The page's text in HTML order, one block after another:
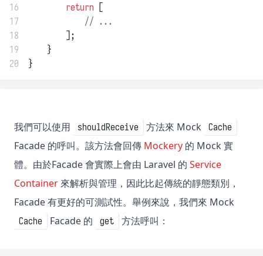
16
return [
17
// ...
18
        ];
19
    }
20
}
我們可以使用 shouldReceive 方法來 Mock Cache
Facade 的呼叫。該方法會回傳 Mockery 的 Mock 實
體。由於Facade 會實際上會由 Laravel 的 Service
Container 來解析與管理，因此比起傳統的靜態類別，
Facade 有更好的可測試性。舉例來說，我們來 Mock
Cache Facade 的 get 方法呼叫：